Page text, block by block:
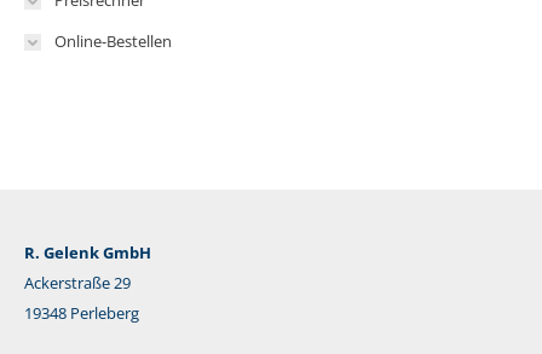
Online-Bestellen
R. Gelenk GmbH
Ackerstraße 29
19348 Perleberg